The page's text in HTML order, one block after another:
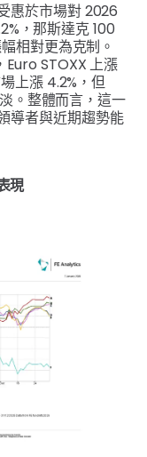
惠於市場對 2026
，那斯達克 100
相對更為克制。
Euro STOXX 上漲
上漲 4.2%，但
。整體而言，這一
導者與近期趨勢能
現